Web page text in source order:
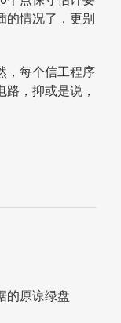
的情况了，更别
，每个信工程序
，抑或是说，
的原谅绿盘